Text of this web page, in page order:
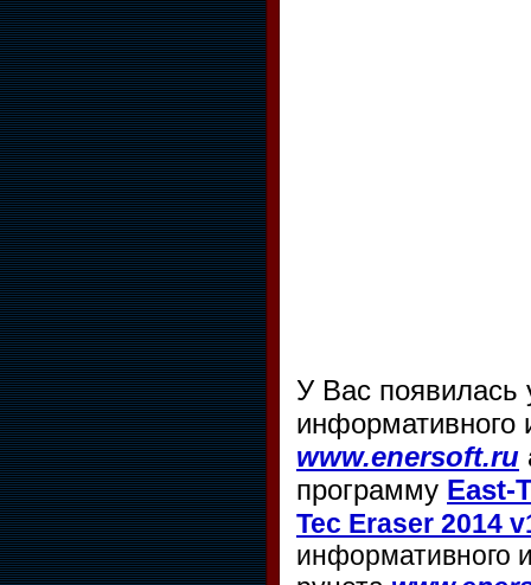
У Вас появилась
информативного
www.enersoft.ru
программу East-
Tec Eraser 2014
информативного